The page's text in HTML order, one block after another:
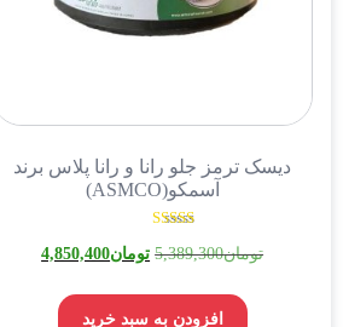
دیسک ترمز جلو رانا و رانا پلاس برند
آسمکو(ASMCO)
5.00
تومان5,389,300 تومان4,850,400
افزودن به سبد خرید